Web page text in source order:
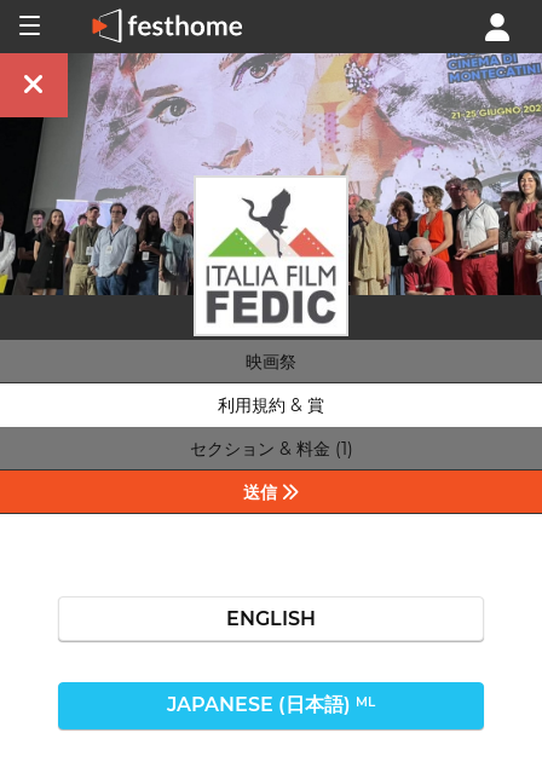
映画祭
利用規約 & 賞
セクション & 料金 (1)
送信
ENGLISH
JAPANESE (日本語) ML